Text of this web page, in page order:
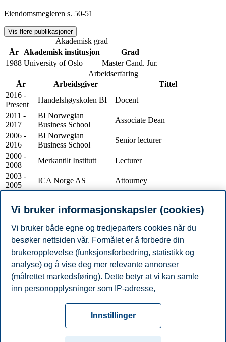
Eiendomsmegleren s. 50-51
Vis flere publikasjoner
Akademisk grad
År
Akademisk institusjon
Grad
1988 University of Oslo
Master Cand. Jur.
Arbeidserfaring
År
Arbeidsgiver
Tittel
2016 -
Present
Handelshøyskolen BI
Docent
2011 -
2017
BI Norwegian
Business School
Associate Dean
2006 -
2016
BI Norwegian
Business School
Senior lecturer
2000 -
2008
Merkantilt Institutt
Lecturer
2003 -
2005
ICA Norge AS
Attourney
1999
and Nøkleby
1997
1991 -
1993
Avokatene Meedby
and Leistad
Attourney
1989 -
1991
Ministry of Justice
Dommerfullmektig/konstituert
sorenskriver i Alta
1988 -
1989
Statkraft Executive Officer
Tilgjengelighetserklæring
Kontakt oss
Vi bruker informasjonskapsler (cookies)
Vi bruker både egne og tredjeparters cookies når du
besøker nettsiden vår. Formålet er å forbedre din
brukeropplevelse (funksjonsforbedring, statistikk og
analyse) og å vise deg mer relevante annonser
(målrettet markedsføring). Dette betyr at vi kan samle
inn personopplysninger som IP-adresse,
cookies som er nødvendige for at nettsiden skal
fungere, kan du enten godta alle eller tilpasse ditt
samtykke ved å endre innstillinger.
Innstillinger